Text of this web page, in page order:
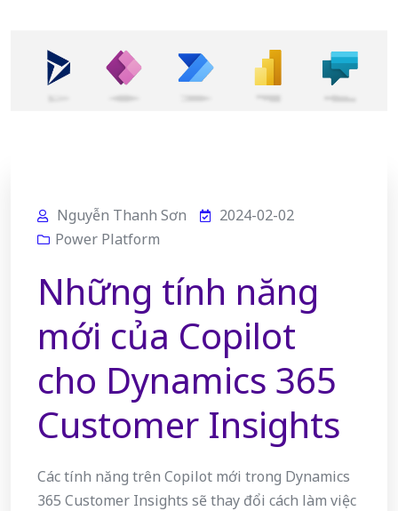
Nguyễn Thanh Sơn
2024-02-02
Power Platform
Những tính năng
mới của Copilot
cho Dynamics 365
Customer Insights
Các tính năng trên Copilot mới trong Dynamics
365 Customer Insights sẽ thay đổi cách làm việc